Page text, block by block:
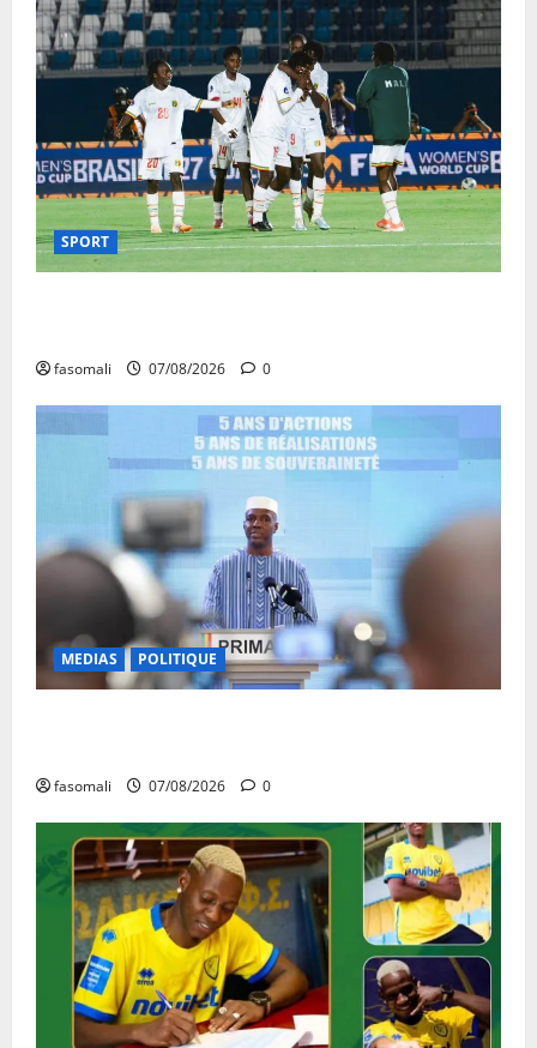
SPORT
fasomali 07/08/2026 0
MEDIAS POLITIQUE
fasomali 07/08/2026 0